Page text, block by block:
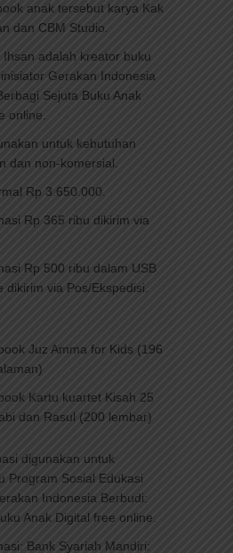
anak tersebut karya Kak
dan CBM Studio.
Ihsan adalah kreator buku
Gerakan Indonesia
Sejuta Buku Anak
online.
untuk kebutuhan
dan non-komersial.
Rp 3.650.000.
Rp 365 ribu dikirim via
Rp 500 ribu dalam USB
dikirim via Pos/Ekspedisi.
Juz Amma for Kids (196
Kartu kuartet Kisah 25
dan Rasul (200 lembar)
digunakan untuk
Program Sosial Edukasi
Indonesia Berbudi:
Anak Digital free online.
Bank Syariah Mandiri: